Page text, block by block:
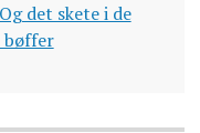
det skete i de
bøffer